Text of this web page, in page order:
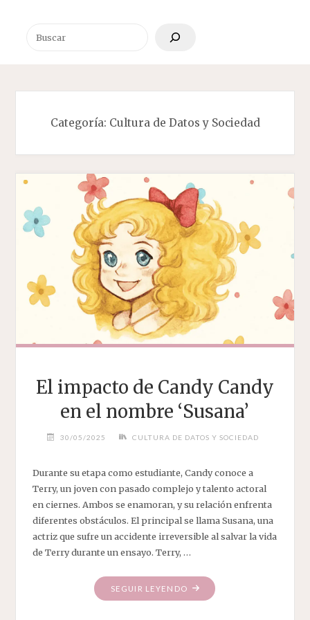
Categoría: Cultura de Datos y Sociedad
El impacto de Candy Candy
en el nombre ‘Susana’
30/05/2025 CULTURA DE DATOS Y SOCIEDAD
Durante su etapa como estudiante, Candy conoce a
Terry, un joven con pasado complejo y talento actoral
en ciernes. Ambos se enamoran, y su relación enfrenta
diferentes obstáculos. El principal se llama Susana, una
actriz que sufre un accidente irreversible al salvar la vida
de Terry durante un ensayo. Terry, …
SEGUIR LEYENDO"EL
IMPACTO